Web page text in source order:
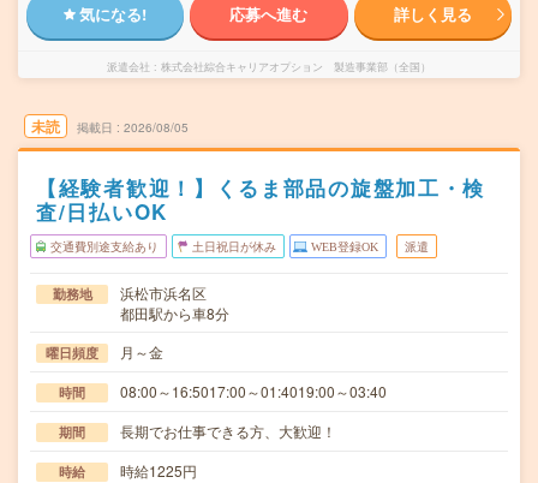
気になる! 応募へ進む 詳しく見る
派遣会社 株式会社綜合キャリアオプション 製造事業部（全国）
未読 掲載日 2026/08/05
【経験者歓迎！】くるま部品の旋盤加工・検
査/日払いOK
交通費別途支給あり 土日祝日が休み WEB登録OK 派遣
勤務地
浜松市浜名区
都田駅から車8分
曜日頻度 月～金
時間 08:00～16:5017:00～01:4019:00～03:40
期間 長期でお仕事できる方、大歓迎！
時給 時給1225円